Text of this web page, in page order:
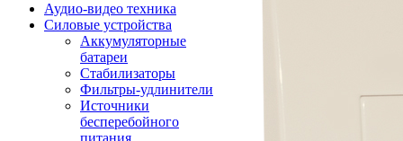
Аудио-видео техника
Силовые устройства
Аккумуляторные
батареи
Стабилизаторы
Фильтры-удлинители
Источники
бесперебойного
питания